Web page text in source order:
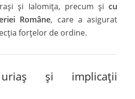
și Ialomița, precum și cu
Române, care a asigurat
forțelor de ordine.
uriaș și implicații